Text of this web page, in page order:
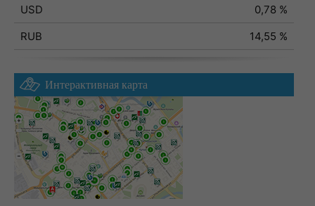
USD
0,78 %
RUB
14,55 %
Интерактивная карта